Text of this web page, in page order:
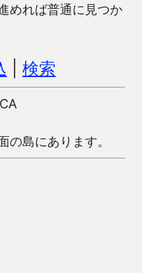
めれば普通に見つか
検索
の島にあります。